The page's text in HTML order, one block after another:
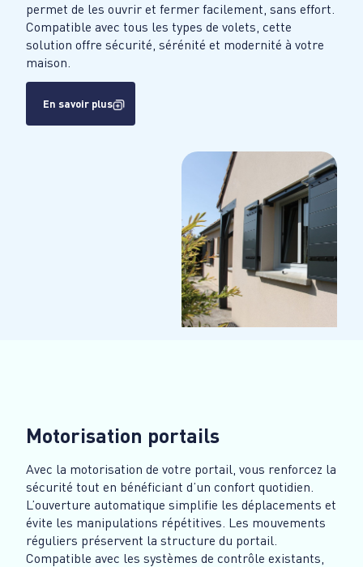
permet de les ouvrir et fermer facilement, sans effort.
Compatible avec tous les types de volets, cette
solution offre sécurité, sérénité et modernité à votre
maison.
En savoir plus
Motorisation portails
Avec la motorisation de votre portail, vous renforcez la
sécurité tout en bénéficiant d’un confort quotidien.
L’ouverture automatique simplifie les déplacements et
évite les manipulations répétitives. Les mouvements
réguliers préservent la structure du portail.
Compatible avec les systèmes de contrôle existants,